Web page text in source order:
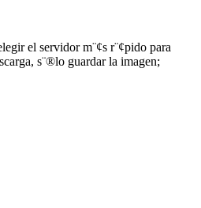
el servidor m¨¢s r¨¢pido para
s¨®lo guardar la imagen;